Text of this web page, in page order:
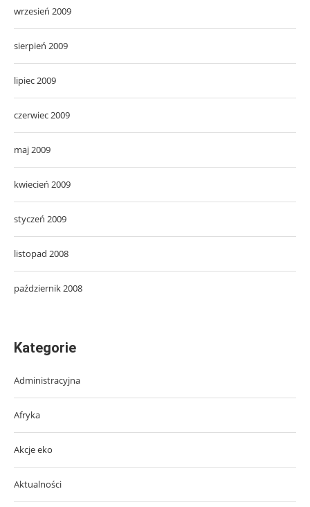
wrzesień 2009
sierpień 2009
lipiec 2009
czerwiec 2009
maj 2009
kwiecień 2009
styczeń 2009
listopad 2008
październik 2008
Kategorie
Administracyjna
Afryka
Akcje eko
Aktualności